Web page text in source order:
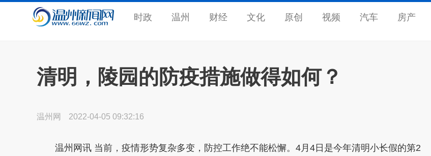
时政 温州 财经 文化 原创 视频 汽车 房产
清明，陵园的防疫措施做得如何？
温州网 2022-04-05 09:32:16
温州网讯 当前，疫情形势复杂多变，防控工作绝不能松懈。4月4日是今年清明小长假的第2